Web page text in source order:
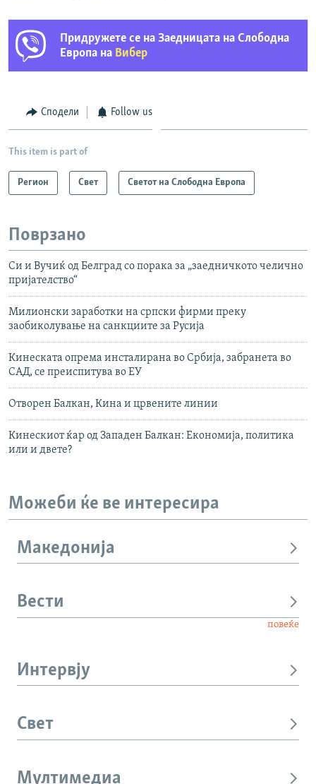
Придружете се на Заедницата на Слободна
Европа на Вибер
Сподели Follow us
This item is part of
Регион Свет Светот на Слободна Европа
Поврзано
Си и Вучиќ од Белград со порака за „заедничкото челично
пријателство“
Милионски заработки на српски фирми преку
заобиколување на санкциите за Русија
Кинеската опрема инсталирана во Србија, забранета во
САД, се преиспитува во ЕУ
Отворен Балкан, Кина и црвените линии
Кинескиот ќар од Западен Балкан: Економија, политика
или и двете?
Можеби ќе ве интересира
Македонија
Вести
повеќе
Интервју
Свет
Мултимедиа